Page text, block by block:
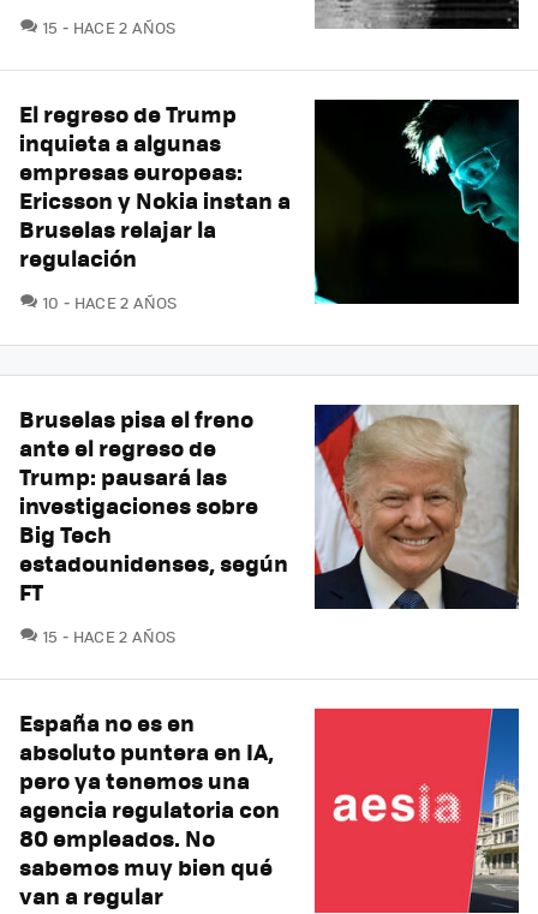
15 COMENTARIOS
HACE 2 AÑOS
El regreso de Trump
inquieta a algunas
empresas europeas:
Ericsson y Nokia instan a
Bruselas relajar la
regulación
10 COMENTARIOS
HACE 2 AÑOS
Bruselas pisa el freno
ante el regreso de
Trump: pausará las
investigaciones sobre
Big Tech
estadounidenses, según
FT
15 COMENTARIOS
HACE 2 AÑOS
España no es en
absoluto puntera en IA,
pero ya tenemos una
agencia regulatoria con
80 empleados. No
sabemos muy bien qué
van a regular